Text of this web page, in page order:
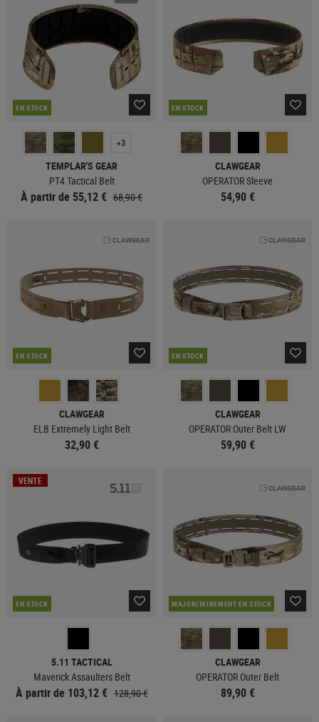
EN STOCK
+3
TEMPLAR'S GEAR
PT4 Tactical Belt
À partir de 55,12 € 68,90 €
EN STOCK
CLAWGEAR
OPERATOR Sleeve
54,90 €
EN STOCK
CLAWGEAR
ELB Extremely Light Belt
32,90 €
EN STOCK
CLAWGEAR
OPERATOR Outer Belt LW
59,90 €
VENTE
EN STOCK
5.11 TACTICAL
Maverick Assaulters Belt
À partir de 103,12 € 128,90 €
MAJORITAIREMENT EN STOCK
CLAWGEAR
OPERATOR Outer Belt
89,90 €